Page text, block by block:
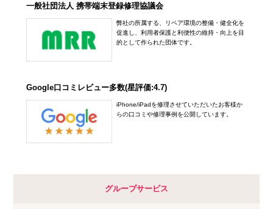
一般社団法人 携帯端末登録修理協議会
弊社の所属する、リペア環境の整備・健全化を
促進し、利用者保護と利便性の維持・向上を目
的として作られた団体です。
Google口コミレビュー多数(星評価:4.7)
iPhone/iPadを修理させていただいたお客様か
らの口コミや修理事例を公開しています。
グループサービス